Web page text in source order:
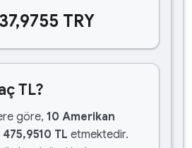
TRY
TL?
göre, 10 Amerikan
475,9510 TL etmektedir.